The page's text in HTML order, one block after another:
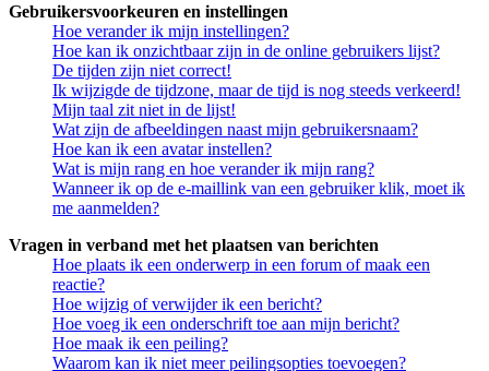
Gebruikersvoorkeuren en instellingen
Hoe verander ik mijn instellingen?
Hoe kan ik onzichtbaar zijn in de online gebruikers lijst?
De tijden zijn niet correct!
Ik wijzigde de tijdzone, maar de tijd is nog steeds verkeerd!
Mijn taal zit niet in de lijst!
Wat zijn de afbeeldingen naast mijn gebruikersnaam?
Hoe kan ik een avatar instellen?
Wat is mijn rang en hoe verander ik mijn rang?
Wanneer ik op de e-maillink van een gebruiker klik, moet ik
me aanmelden?
Vragen in verband met het plaatsen van berichten
Hoe plaats ik een onderwerp in een forum of maak een
reactie?
Hoe wijzig of verwijder ik een bericht?
Hoe voeg ik een onderschrift toe aan mijn bericht?
Hoe maak ik een peiling?
Waarom kan ik niet meer peilingsopties toevoegen?